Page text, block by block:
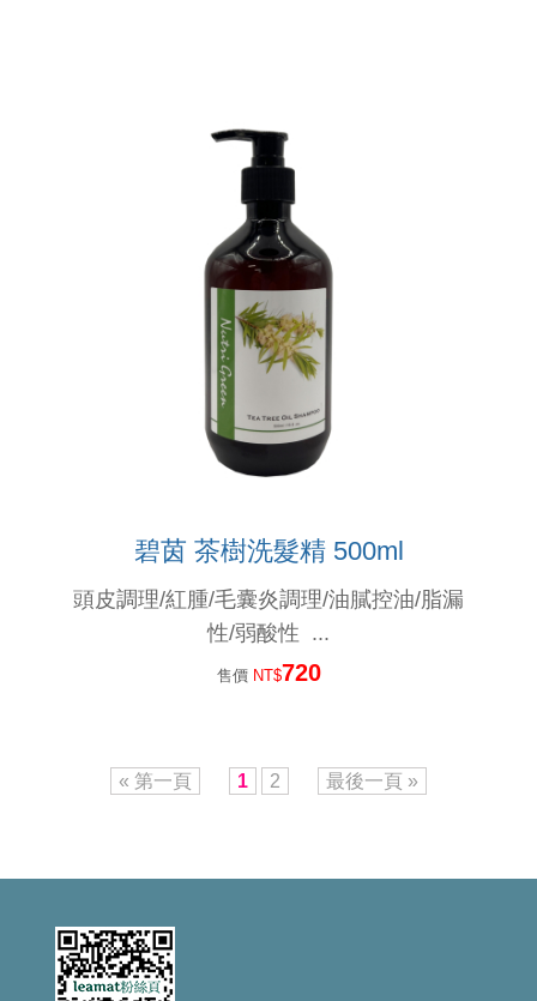
碧茵 茶樹洗髮精 500ml
頭皮調理/紅腫/毛囊炎調理/油膩控油/脂漏
性/弱酸性 ...
售價 NT$720
« 第一頁 1 2 最後一頁 »